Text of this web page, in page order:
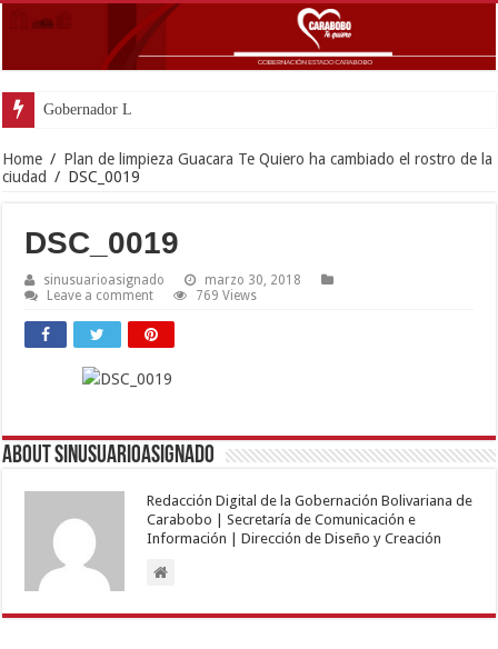
Gobernador Lacava y Alcald
Home / Plan de limpieza Guacara Te Quiero ha cambiado el rostro de la
ciudad / DSC_0019
DSC_0019
sinusuarioasignado
marzo 30, 2018
Leave a comment
769 Views
About sinusuarioasignado
Redacción Digital de la Gobernación Bolivariana de
Carabobo | Secretaría de Comunicación e
Información | Dirección de Diseño y Creación